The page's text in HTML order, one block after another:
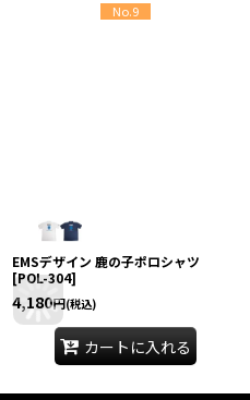
No.9
EMSデザイン 鹿の子ポロシャツ
[POL-304]
4,180円(税込)
カートに入れる